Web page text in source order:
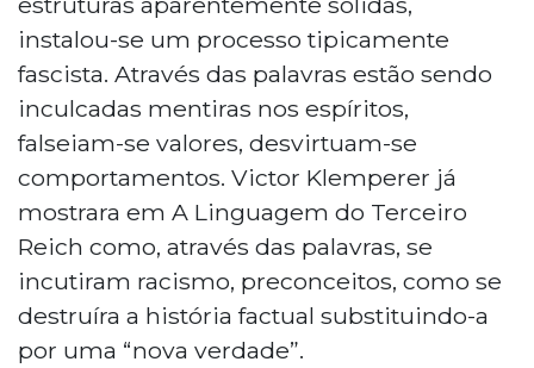
instalou-se um processo tipicamente
fascista. Através das palavras estão sendo
inculcadas mentiras nos espíritos,
falseiam-se valores, desvirtuam-se
comportamentos. Victor Klemperer já
mostrara em A Linguagem do Terceiro
Reich como, através das palavras, se
incutiram racismo, preconceitos, como se
destruíra a história factual substituindo-a
por uma “nova verdade”.